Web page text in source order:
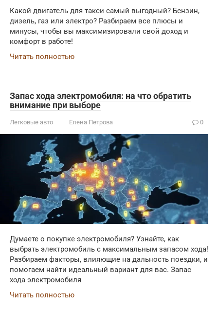
Какой двигатель для такси самый выгодный? Бензин,
дизель, газ или электро? Разбираем все плюсы и
минусы, чтобы вы максимизировали свой доход и
комфорт в работе!
Читать полностью
Запас хода электромобиля: на что обратить
внимание при выборе
Легковые авто Елена Петрова 0
Думаете о покупке электромобиля? Узнайте, как
выбрать электромобиль с максимальным запасом хода!
Разбираем факторы, влияющие на дальность поездки, и
помогаем найти идеальный вариант для вас. Запас
хода электромобиля
Читать полностью